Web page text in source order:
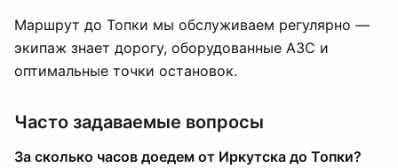
Маршрут до Топки мы обслуживаем регулярно —
экипаж знает дорогу, оборудованные АЗС и
оптимальные точки остановок.
Часто задаваемые вопросы
За сколько часов доедем от Иркутска до Топки?